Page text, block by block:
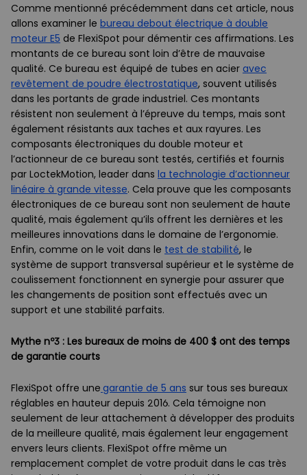
Comme mentionné précédemment dans cet article, nous
allons examiner le bureau debout électrique à double
moteur E5 de FlexiSpot pour démentir ces affirmations. Les
montants de ce bureau sont loin d’être de mauvaise
qualité. Ce bureau est équipé de tubes en acier avec
revêtement de poudre électrostatique, souvent utilisés
dans les portants de grade industriel. Ces montants
résistent non seulement à l’épreuve du temps, mais sont
également résistants aux taches et aux rayures. Les
composants électroniques du double moteur et
l’actionneur de ce bureau sont testés, certifiés et fournis
par LoctekMotion, leader dans la technologie d’actionneur
linéaire à grande vitesse. Cela prouve que les composants
électroniques de ce bureau sont non seulement de haute
qualité, mais également qu’ils offrent les dernières et les
meilleures innovations dans le domaine de l’ergonomie.
Enfin, comme on le voit dans le test de stabilité, le
système de support transversal supérieur et le système de
coulissement fonctionnent en synergie pour assurer que
les changements de position sont effectués avec un
support et une stabilité parfaits.
Mythe nº3 : Les bureaux de moins de 400 $ ont des temps
de garantie courts
FlexiSpot offre une garantie de 5 ans sur tous ses bureaux
réglables en hauteur depuis 2016. Cela témoigne non
seulement de leur attachement à développer des produits
de la meilleure qualité, mais également leur engagement
envers leurs clients. FlexiSpot offre même un
remplacement complet de votre produit dans le cas très